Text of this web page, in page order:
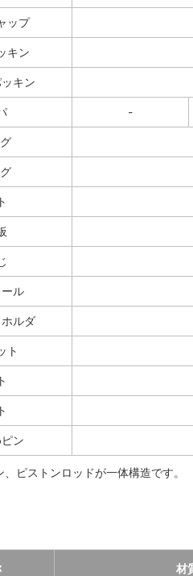
ップ
キン
キン
-
ル
ルダ
ト
ン
ピストンロッドが一体構造です。
材